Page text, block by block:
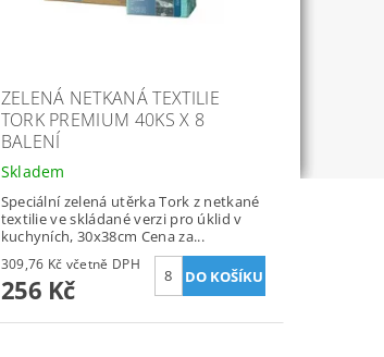
ZELENÁ NETKANÁ TEXTILIE
TORK PREMIUM 40KS X 8
BALENÍ
Skladem
Speciální zelená utěrka Tork z netkané
textilie ve skládané verzi pro úklid v
kuchyních, 30x38cm Cena za...
309,76 Kč včetně DPH
256 Kč